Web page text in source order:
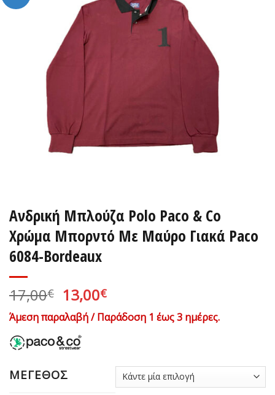
Ανδρική Μπλούζα Polo Paco & Co
Χρώμα Μπορντό Με Μαύρο Γιακά Paco
6084-Bordeaux
17,00€ Original
price
was:
17,00€.
13,00€Η
τρέχουσα
τιμή
Άμεση παραλαβή / Παράδοση 1 έως 3 ημέρες.
ΜΕΓΕΘΟΣ